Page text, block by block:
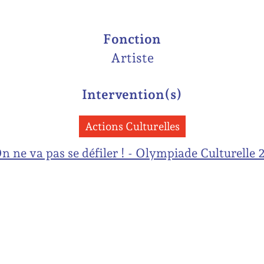
Fonction
Artiste
Intervention(s)
Actions Culturelles
ne va pas se défiler ! - Olympiade Culturelle